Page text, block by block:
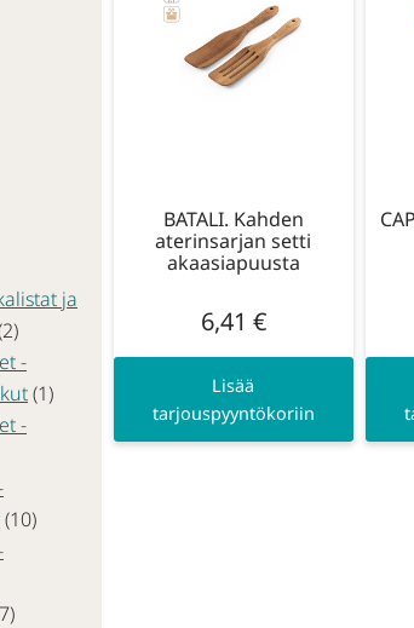
ja
-
(1)
-
(10)
BATALI. Kahden
aterinsarjan setti
akaasiapuusta
6,41 €
Lisää
tarjouspyyntökoriin